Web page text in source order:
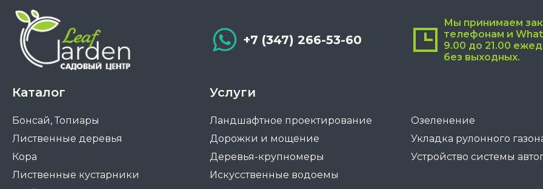
+7 (347) 266-53-60
Мы принимаем
телефонам и
9.00 до 21.00
без выходных.
Каталог
Бонсай, Топиары
Лиственные деревья
Кора
Лиственные кустарники
Услуги
Ландшафтное проектирование
Озеленение
Дорожки и мощение
Укладка рулонного
Деревья-крупномеры
Устройство системы
Искусственные водоемы